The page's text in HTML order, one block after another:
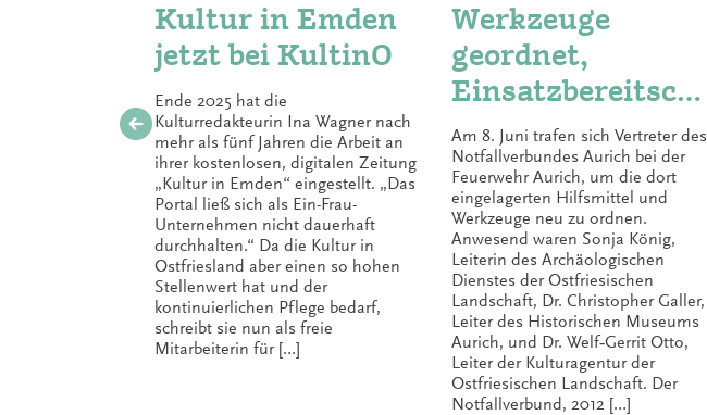
Kultur in Emden
jetzt bei KultinO
Ende 2025 hat die
Kulturredakteurin Ina Wagner nach
mehr als fünf Jahren die Arbeit an
ihrer kostenlosen, digitalen Zeitung
„Kultur in Emden“ eingestellt. „Das
Portal ließ sich als Ein-Frau-
Unternehmen nicht dauerhaft
durchhalten.“ Da die Kultur in
Ostfriesland aber einen so hohen
Stellenwert hat und der
kontinuierlichen Pflege bedarf,
schreibt sie nun als freie
Mitarbeiterin für […]
Werkzeuge
geordnet,
Einsatzbereitscha
ft gesichert
Am 8. Juni trafen sich Vertreter des
Notfallverbundes Aurich bei der
Feuerwehr Aurich, um die dort
eingelagerten Hilfsmittel und
Werkzeuge neu zu ordnen.
Anwesend waren Sonja König,
Leiterin des Archäologischen
Dienstes der Ostfriesischen
Landschaft, Dr. Christopher Galler,
Leiter des Historischen Museums
Aurich, und Dr. Welf‑Gerrit Otto,
Leiter der Kulturagentur der
Ostfriesischen Landschaft. Der
Notfallverbund, 2012 […]